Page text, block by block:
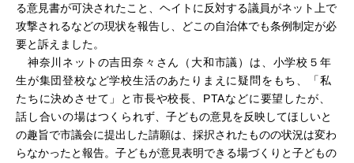
る意見書が可決されたこと、ヘイトに反対する議員がネット上で
攻撃されるなどの現状を報告し、どこの自治体でも条例制定が必
要と訴えました。
神奈川ネットの吉田奈々さん（大和市議）は、小学校５年
生が集団登校など学校生活のあたりまえに疑問をもち、「私
たちに決めさせて」と市長や校長、PTAなどに要望したが、
話し合いの場はつくられず、子どもの意見を反映してほしいと
の趣旨で市議会に提出した請願は、採択されたものの状況は変わ
らなかったと報告。子どもが意見表明できる場づくりと子どもの